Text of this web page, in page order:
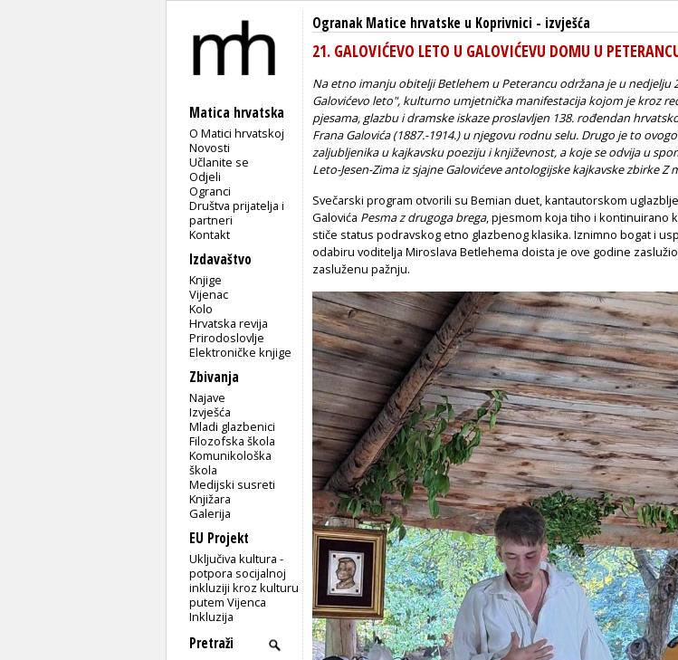
Matica hrvatska
O Matici hrvatskoj
Novosti
Učlanite se
Odjeli
Ogranci
Društva prijatelja i
partneri
Kontakt
Izdavaštvo
Knjige
Vijenac
Kolo
Hrvatska revija
Prirodoslovlje
Elektroničke knjige
Zbivanja
Najave
Izvješća
Mladi glazbenici
Filozofska škola
Komunikološka
škola
Medijski susreti
Knjižara
Galerija
EU Projekt
Uključiva kultura -
potpora socijalnoj
inkluziji kroz kulturu
putem Vijenca
Inkluzija
Ogranak Matice hrvatske u Koprivnici - izvješća
21. GALOVIĆEVO LETO U GALOVIĆEVU DOMU U
Na etno imanju obitelji Betlehem u Peterancu održana je u nedjelju
Galovićevo leto", kulturno umjetnička manifestacija kojom je kroz
pjesama, glazbu i dramske iskaze proslavljen 138. rođendan
Frana Galovića (1887.-1914.) u njegovu rodnu selu. Drugo je to
zaljubljenika u kajkavsku poeziju i književnost, a koje se odvija u
Leto-Jesen-Zima iz sjajne Galovićeve antologijske kajkavske zbirke Z
Svečarski program otvorili su Bemian duet, kantautorskom
Galovića Pesma z drugoga brega, pjesmom koja tiho i kontinuirano
stiče status podravskog etno glazbenog klasika. Iznimno bogat i
odabiru voditelja Miroslava Betlehema doista je ove godine
zasluženu pažnju.